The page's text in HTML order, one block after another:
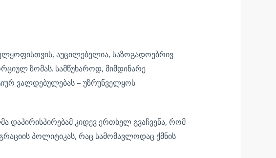
აუცილებელია, საზოგადოებრივ
ზომას. სამწუხაროდ, მიმდინარე
ვალდებულებას – უზრუნველყოს
დაპირისპირებამ კიდევ ერთხელ გვაჩვენა, რომ
პოლიტიკას, რაც სამომავლოდაც ქმნის